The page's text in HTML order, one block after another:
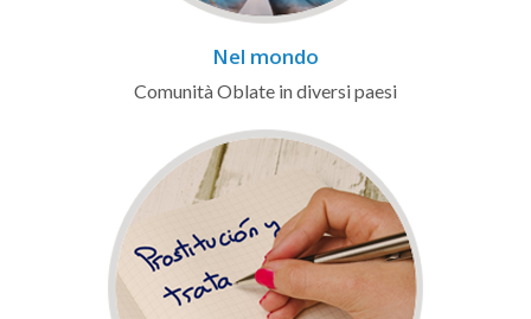
Nel mondo
Comunità Oblate in diversi paesi